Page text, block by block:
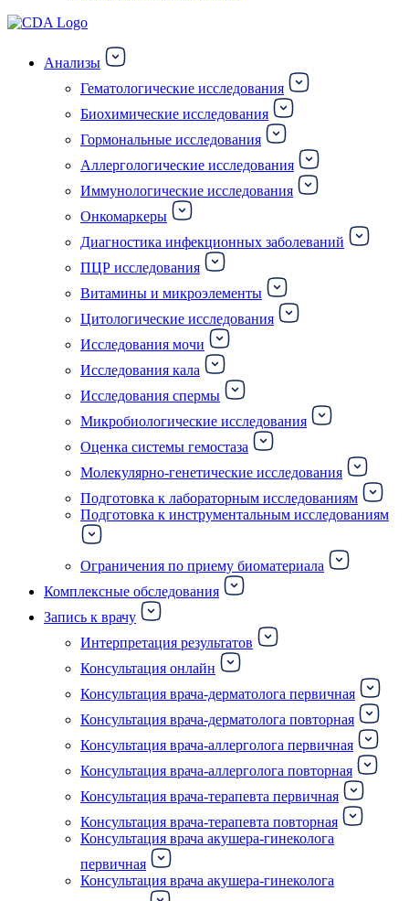
Анализы
Гематологические исследования
Биохимические исследования
Гормональные исследования
Аллергологические исследования
Иммунологические исследования
Онкомаркеры
Диагностика инфекционных заболеваний
ПЦР исследования
Витамины и микроэлементы
Цитологические исследования
Исследования мочи
Исследования кала
Исследования спермы
Микробиологические исследования
Оценка системы гемостаза
Молекулярно-генетические исследования
Подготовка к лабораторным исследованиям
Подготовка к инструментальным исследованиям
Ограничения по приему биоматериала
Комплексные обследования
Запись к врачу
Интерпретация результатов
Консультация онлайн
Консультация врача-дерматолога первичная
Консультация врача-дерматолога повторная
Консультация врача-аллерголога первичная
Консультация врача-аллерголога повторная
Консультация врача-терапевта первичная
Консультация врача-терапевта повторная
Консультация врача акушера-гинеколога
первичная
Консультация врача акушера-гинеколога